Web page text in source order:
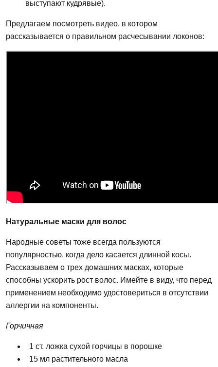
выступают кудрявые).
Предлагаем посмотреть видео, в котором
рассказывается о правильном расчесывании локонов:
Натуральные маски для волос
Народные советы тоже всегда пользуются
популярностью, когда дело касается длинной косы.
Рассказываем о трех домашних масках, которые
способны ускорить рост волос. Имейте в виду, что перед
применением необходимо удостовериться в отсутствии
аллергии на компоненты.
Горчичная
1 ст. ложка сухой горчицы в порошке
15 мл растительного масла